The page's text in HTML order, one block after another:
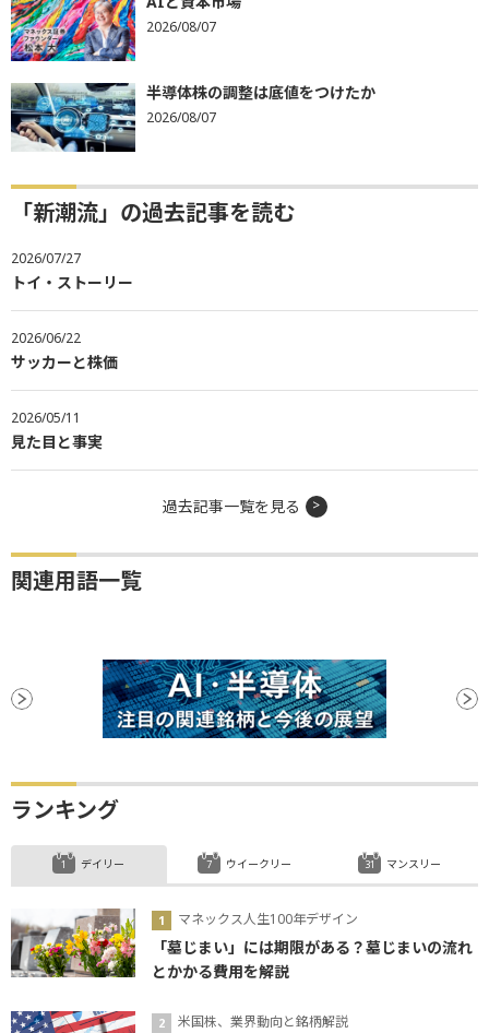
2026/08/07
半導体株の調整は底値をつけたか
2026/08/07
「新潮流」の過去記事を読む
2026/07/27
トイ・ストーリー
2026/06/22
サッカーと株価
2026/05/11
見た目と事実
過去記事一覧を見る
関連用語一覧
ランキング
デイリー
マネックス人生100年デザイン
「墓じまい」には期限がある？墓じまいの流れ
とかかる費用を解説
米国株、業界動向と銘柄解説
ウイークリー マンスリー